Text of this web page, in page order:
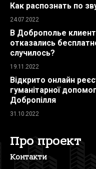
Как распознать по
24.07.2022
В Доброполье
отказались
случилось?
19.11.2022
Відкрито онлайн
гуманітарної
Добропілля
31.10.2022
Про проект
Контакти